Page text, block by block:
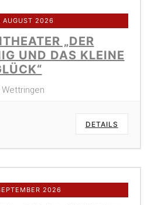
AUGUST 2026
„DER
UND DAS KLEINE
Wettringen
DETAILS
2026